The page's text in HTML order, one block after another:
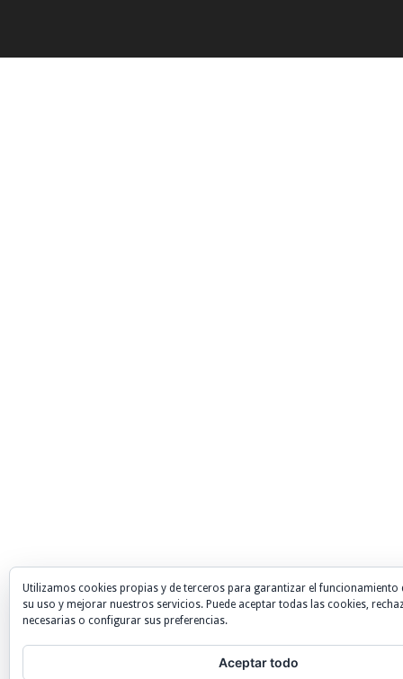
Utilizamos cookies propias y de terceros para garantizar el funcionamiento
su uso y mejorar nuestros servicios. Puede aceptar todas las cookies,
necesarias o configurar sus preferencias.
Aceptar todo